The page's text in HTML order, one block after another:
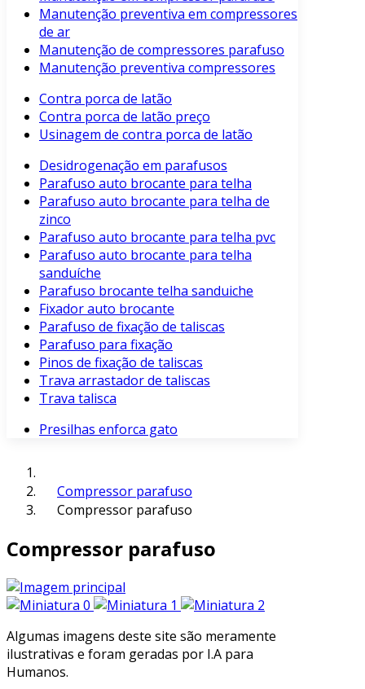
Manutenção preventiva em compressores
de ar
Manutenção de compressores parafuso
Manutenção preventiva compressores
Contra porca de latão
Contra porca de latão preço
Usinagem de contra porca de latão
Desidrogenação em parafusos
Parafuso auto brocante para telha
Parafuso auto brocante para telha de
zinco
Parafuso auto brocante para telha pvc
Parafuso auto brocante para telha
sanduíche
Parafuso brocante telha sanduiche
Fixador auto brocante
Parafuso de fixação de taliscas
Parafuso para fixação
Pinos de fixação de taliscas
Trava arrastador de taliscas
Trava talisca
Presilhas enforca gato
Compressor parafuso
Compressor parafuso
Compressor parafuso
Algumas imagens deste site são meramente
ilustrativas e foram geradas por I.A para
Humanos.